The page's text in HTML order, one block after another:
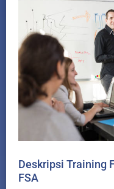
Deskripsi Training
FSA